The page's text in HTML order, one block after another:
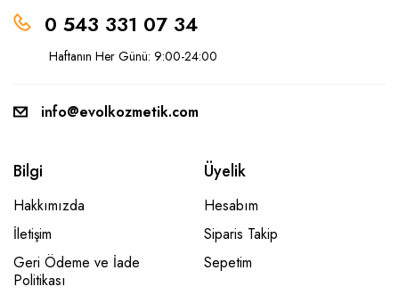
0 543 331 07 34
Haftanın Her Günü: 9:00-24:00
info@evolkozmetik.com
Bilgi
Hakkımızda
İletişim
Geri Ödeme ve İade
Politikası
Üyelik
Hesabım
Siparis Takip
Sepetim